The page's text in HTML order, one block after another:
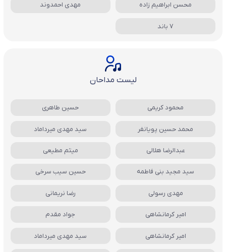
محسن ابراهیم زاده مهدی احمدوند
7 باند
لیست مداحان
محمود کریمی حسین طاهری
محمد حسین پویانفر سید مهدی میرداماد
عبدالرضا هلالی میثم مطیعی
سید مجید بنی فاطمه حسین سیب سرخی
مهدی رسولی رضا نریمانی
امیر کرمانشاهی جواد مقدم
امیر کرمانشاهی سید مهدی میرداماد